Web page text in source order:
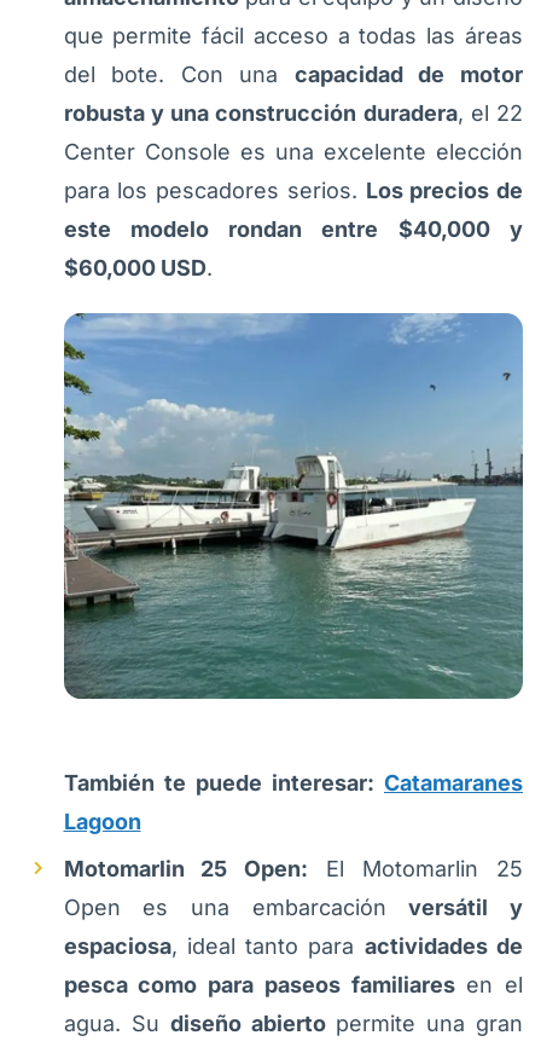
que permite fácil acceso a todas las áreas
del bote. Con una capacidad de motor
robusta y una construcción duradera, el 22
Center Console es una excelente elección
para los pescadores serios. Los precios de
este modelo rondan entre $40,000 y
$60,000 USD.
También te puede interesar: Catamaranes
Lagoon
Motomarlin 25 Open: El Motomarlin 25
Open es una embarcaciónversátil y
espaciosa, ideal tanto para actividades de
pesca como para paseos familiaresen el
agua. Su diseño abierto permite una gran